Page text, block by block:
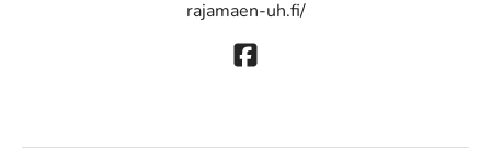
rajamaen-uh.fi/